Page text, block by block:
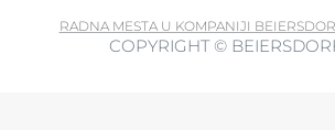
RADNA MESTA U KOMPANIJI
COPYRIGHT ©